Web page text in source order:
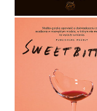
SWEETBITTER